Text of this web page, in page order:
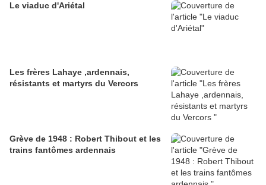
Le viaduc d'Ariétal
Les frères Lahaye ,ardennais,
résistants et martyrs du Vercors
Grève de 1948 : Robert Thibout et les
trains fantômes ardennais